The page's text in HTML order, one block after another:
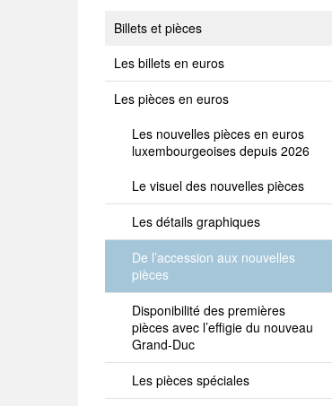
Billets et pièces
Les billets en euros
Les pièces en euros
Les nouvelles pièces en euros
luxembourgeoises depuis 2026
Le visuel des nouvelles pièces
Les détails graphiques
De l’accession aux nouvelles
pièces
Disponibilité des premières
pièces avec l’effigie du nouveau
Grand-Duc
Les pièces spéciales